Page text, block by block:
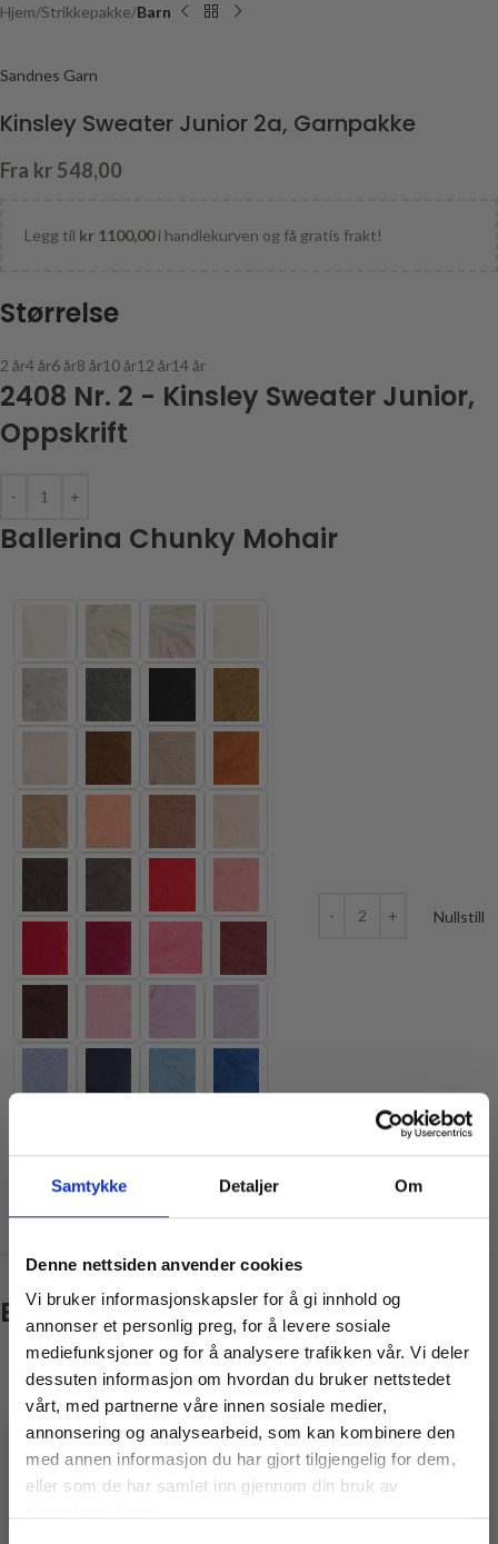
Samtykke Detaljer Om
Denne nettsiden anvender cookies
Vi bruker informasjonskapsler for å gi innhold og
annonser et personlig preg, for å levere sosiale
mediefunksjoner og for å analysere trafikken vår. Vi deler
dessuten informasjon om hvordan du bruker nettstedet
vårt, med partnerne våre innen sosiale medier,
annonsering og analysearbeid, som kan kombinere den
med annen informasjon du har gjort tilgjengelig for dem,
eller som de har samlet inn gjennom din bruk av
Hjem Strikkepakke Barn
Sandnes Garn
Kinsley Sweater Junior 2a, Garnpakke
Fra kr 548,00
Legg til kr 1100,00i handlekurven og få gratis frakt!
Størrelse
2 år4 år6 år8 år10 år12 år14 år
2408 Nr. 2 - Kinsley Sweater Junior,
Oppskrift
Ballerina Chunky Mohair
Nullstill
Børstet Alpakka
Vil du ha
10% rabatt